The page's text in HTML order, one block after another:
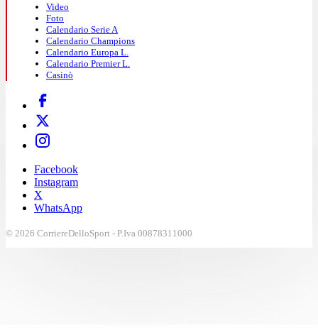
Video
Foto
Calendario Serie A
Calendario Champions
Calendario Europa L.
Calendario Premier L.
Casinò
Facebook
Instagram
X
WhatsApp
© 2026 CorriereDelloSport - P.Iva 00878311000